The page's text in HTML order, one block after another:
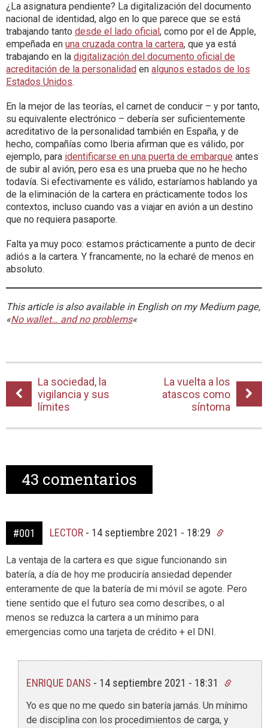
¿La asignatura pendiente? La digitalización del documento
nacional de identidad, algo en lo que parece que se está
trabajando tanto desde el lado oficial , como por el de Apple,
empeñada en una cruzada contra la cartera, que ya está
trabajando en la digitalización del documento oficial de
acreditación de la personalidad en algunos estados de los
Estados Unidos.
En la mejor de las teorías, el carnet de conducir – y por tanto,
su equivalente electrónico – debería ser suficientemente
acreditativo de la personalidad también en España, y de
hecho, compañías como Iberia afirman que es válido, por
ejemplo, para identificarse en una puerta de embarque antes
de subir al avión, pero esa es una prueba que no he hecho
todavía. Si efectivamente es válido, estaríamos hablando ya
de la eliminación de la cartera en prácticamente todos los
contextos, incluso cuando vas a viajar en avión a un destino
que no requiera pasaporte.
Falta ya muy poco: estamos prácticamente a punto de decir
adiós a la cartera. Y francamente, no la echaré de menos en
absoluto.
This article is also available in English on my Medium page,
«No wallet… and no problems«
La sociedad, la
vigilancia y sus
límites
La vuelta a los
atascos como
síntoma
43 comentarios
#001 LECTOR - 14 septiembre 2021 - 18:29
La ventaja de la cartera es que sigue funcionando sin
batería, a día de hoy me produciría ansiedad depender
enteramente de que la batería de mi móvil se agote. Pero
tiene sentido que el futuro sea como describes, o al
menos se reduzca la cartera a un mínimo para
emergencias como una tarjeta de crédito + el DNI.
ENRIQUE DANS - 14 septiembre 2021 - 18:31
Yo es que no me quedo sin batería jamás. Un mínimo
de disciplina con los procedimientos de carga, y